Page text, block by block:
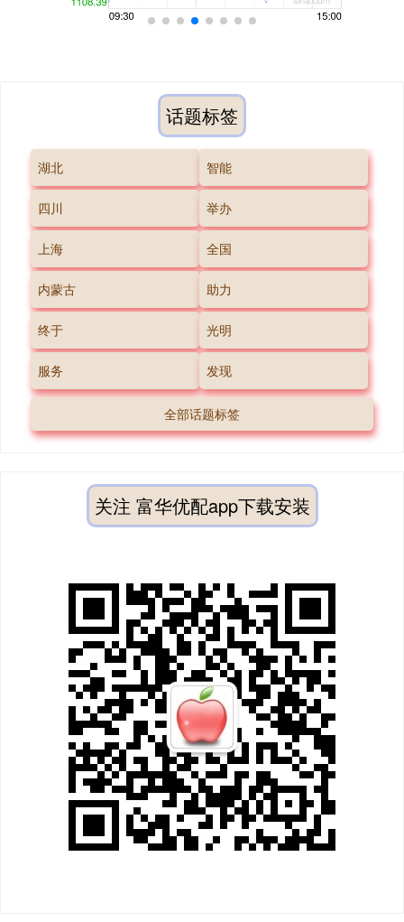
话题标签
湖北 智能
四川 举办
上海 全国
内蒙古 助力
终于 光明
服务 发现
全部话题标签
关注 富华优配app下载安装